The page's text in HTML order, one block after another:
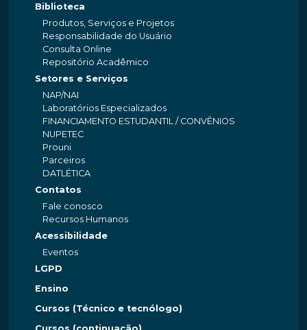
Biblioteca
Produtos, Serviços e Projetos
Responsabilidade do Usuário
Consulta Online
Repositório Acadêmico
Setores e Serviços
NAP/NAI
Laboratórios Especializados
FINANCIAMENTO ESTUDANTIL / CONVÊNIOS
NUPETEC
Prouni
Parceiros
DATLÉTICA
Contatos
Fale conosco
Recursos Humanos
Acessibilidade
Eventos
LGPD
Ensino
Cursos (Técnico e tecnólogo)